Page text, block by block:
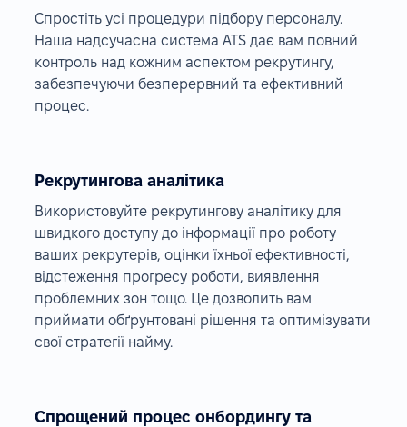
Спростіть усі процедури підбору персоналу.
Наша надсучасна система ATS дає вам повний
контроль над кожним аспектом рекрутингу,
забезпечуючи безперервний та ефективний
процес.
Рекрутингова аналітика
Використовуйте рекрутингову аналітику для
швидкого доступу до інформації про роботу
ваших рекрутерів, оцінки їхньої ефективності,
відстеження прогресу роботи, виявлення
проблемних зон тощо. Це дозволить вам
приймати обґрунтовані рішення та оптимізувати
свої стратегії найму.
Спрощений процес онбордингу та